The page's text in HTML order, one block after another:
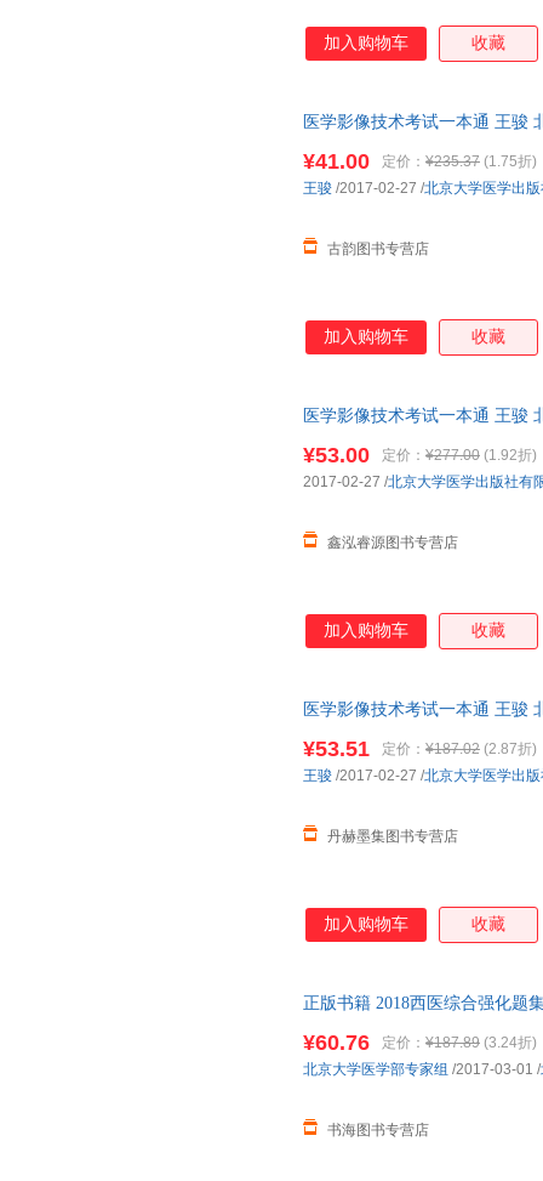
加入购物车 收藏
医学影像技术考试一本通 王骏
¥41.00 定价： ¥235.37 (1.75折)
古韵图书专营店
王骏 /2017-02-27 /北京大学医学出
加入购物车 收藏
医学影像技术考试一本通 王骏
¥53.00 定价： ¥277.00 (1.92折)
鑫泓睿源图书专营店
2017-02-27 /北京大学医学出版社有
加入购物车 收藏
医学影像技术考试一本通 王骏
¥53.51 定价： ¥187.02 (2.87折)
丹赫墨集图书专营店
王骏 /2017-02-27 /北京大学医学出
加入购物车 收藏
正版书籍 2018西医综合强化题
¥60.76 定价： ¥187.89 (3.24折)
书海图书专营店
北京大学医学部专家组 /2017-03-01 /